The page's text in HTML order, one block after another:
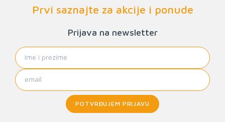
Prvi saznajte za akcije i ponude
Prijava na newsletter
POTVRĐUJEM PRIJAVU